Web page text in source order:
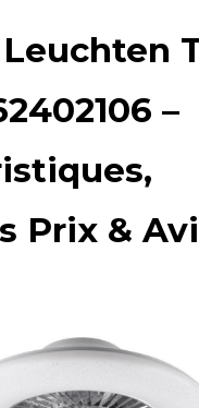
–
Prix &